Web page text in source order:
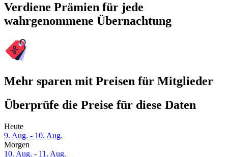
Verdiene Prämien für jede
wahrgenommene Übernachtung
Mehr sparen mit Preisen für Mitglieder
Überprüfe die Preise für diese Daten
Heute
9. Aug. - 10. Aug.
Morgen
10. Aug. - 11. Aug.